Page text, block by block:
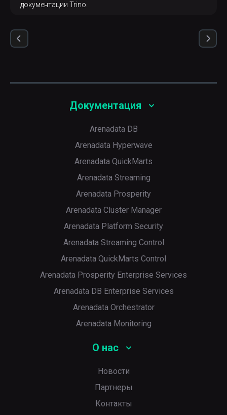
документации Trino.
Документация
Arenadata DB
Arenadata Hyperwave
Arenadata QuickMarts
Arenadata Streaming
Arenadata Prosperity
Arenadata Cluster Manager
Arenadata Platform Security
Arenadata Streaming Control
Arenadata QuickMarts Control
Arenadata Prosperity Enterprise Services
Arenadata DB Enterprise Services
Arenadata Orchestrator
Arenadata Monitoring
О нас
Новости
Партнеры
Контакты